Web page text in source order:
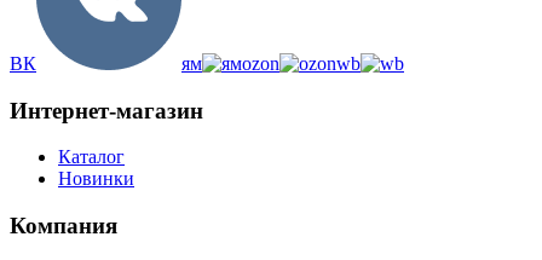
ВК ям ozon wb
Интернет-магазин
Каталог
Новинки
Компания